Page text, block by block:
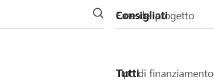
Fase del progetto
Tipo di finanziamento